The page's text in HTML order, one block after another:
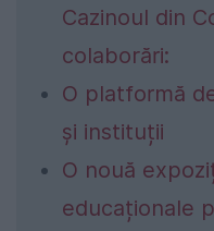
Cazinoul din
colaborări:
O platformă
și instituții
O nouă
educaționale